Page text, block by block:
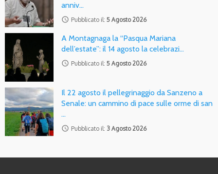
anniv…
access_time Pubblicato il: 5 Agosto 2026
A Montagnaga la “Pasqua Mariana
dell’estate”: il 14 agosto la celebrazi…
access_time Pubblicato il: 5 Agosto 2026
Il 22 agosto il pellegrinaggio da Sanzeno a
Senale: un cammino di pace sulle orme di san
…
access_time Pubblicato il: 3 Agosto 2026